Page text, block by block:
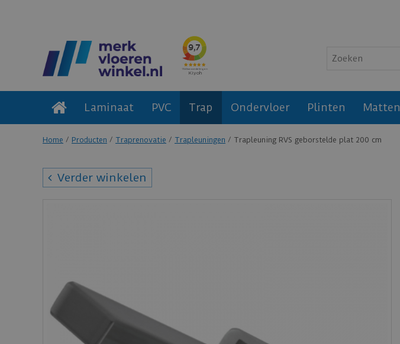
Home Producten Traprenovatie Trapleuningen Trapleuning RVS geborstelde plat 200 cm
Laminaat PVC Trap Ondervloer Plinten Matten
Verder winkelen